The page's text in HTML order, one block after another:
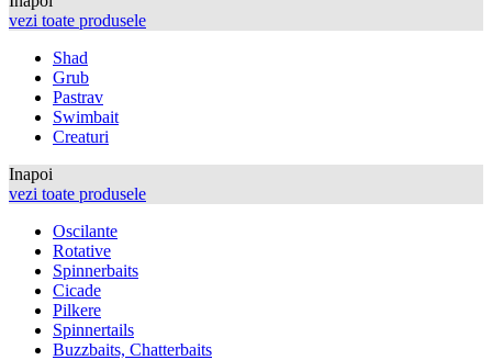
vezi toate produsele
Shad
Grub
Pastrav
Swimbait
Creaturi
Inapoi
vezi toate produsele
Oscilante
Rotative
Spinnerbaits
Cicade
Pilkere
Spinnertails
Buzzbaits, Chatterbaits